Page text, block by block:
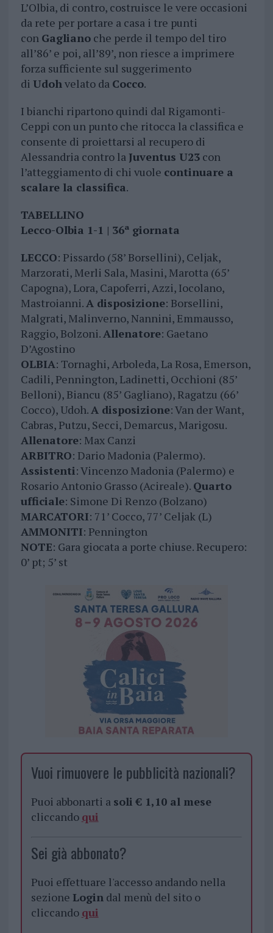
L’Olbia, di contro, costruisce le vere occasioni
da rete per portare a casa i tre punti
con Gaglianoche perde il tempo del tiro
all’86’ e poi, all’89’, non riesce a imprimere
forza sufficiente sul suggerimento
di Udohvelato da Cocco.
I bianchi ripartono quindi dal Rigamonti-
Ceppi con un punto che ritocca la classifica e
consente di proiettarsi al recupero di
Alessandria contro laJuventus U23con
l’atteggiamento di chi vuole continuare a
scalare la classifica.
TABELLINO
Lecco-Olbia 1-1 | 36ª giornata
LECCO: Pissardo (58’ Borsellini), Celjak,
Marzorati, Merli Sala, Masini, Marotta (65’
Capogna), Lora, Capoferri, Azzi, Iocolano,
Mastroianni.A disposizione: Borsellini,
Malgrati, Malinverno, Nannini, Emmausso,
Raggio, Bolzoni.Allenatore: Gaetano
D’Agostino
OLBIA: Tornaghi, Arboleda, La Rosa, Emerson,
Cadili, Pennington, Ladinetti, Occhioni (85’
Belloni), Biancu (85’ Gagliano), Ragatzu (66’
Cocco), Udoh.A disposizione: Van der Want,
Cabras, Putzu, Secci, Demarcus, Marigosu.
Allenatore: Max Canzi
ARBITRO: Dario Madonia (Palermo).
Assistenti: Vincenzo Madonia (Palermo) e
Rosario Antonio Grasso (Acireale). Quarto
ufficiale: Simone Di Renzo (Bolzano)
MARCATORI: 71’ Cocco, 77’ Celjak (L)
AMMONITI: Pennington
NOTE: Gara giocata a porte chiuse. Recupero:
0’ pt; 5’ st
Vuoi rimuovere le pubblicità nazionali?
Puoi abbonarti a soli € 1,10 al mese
cliccando qui
Sei già abbonato?
Puoi effettuare l'accesso andando nella
sezione Logindal menù del sito o
cliccando qui